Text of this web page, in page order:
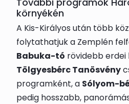
környékén
A Kis-Királyos után több
folytathatjuk a Zemplén
Babuka-tó rövidebb erdei
Tölgyesbérc Tanösvény
programként, a Sólyom-
pedig hosszabb,